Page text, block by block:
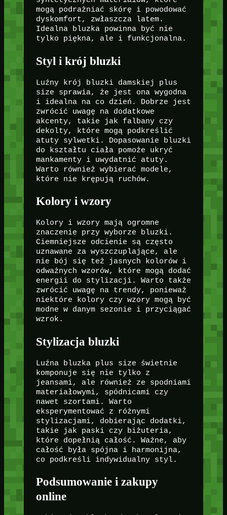
mogą podrażniać skórę i powodować
dyskomfort, zwłaszcza latem.
Idealna bluzka powinna być nie
tylko piękna, ale i funkcjonalna.
Styl i krój bluzki
Luźny krój bluzki damskiej plus
size sprawia, że jest ona wygodna
i idealna na co dzień. Dobrze jest
zwrócić uwagę na dodatkowe
akcenty, takie jak falbany czy
dekolty, które mogą podkreślić
atuty sylwetki. Dopasowanie bluzki
do kształtu ciała pomoże ukryć
mankamenty i uwydatnić atuty.
Warto również wybierać modele,
które nie krępują ruchów.
Kolory i wzory
Kolory i wzory mają ogromne
znaczenie przy wyborze bluzki.
Ciemniejsze odcienie są często
uznawane za wyszczuplające, ale
nie bój się też jasnych kolorów i
odważnych wzorów, które mogą dodać
energii do stylizacji. Warto także
zwrócić uwagę na trendy, ponieważ
niektóre kolory czy wzory mogą być
modne w danym sezonie i przyciągać
wzrok.
Stylizacja bluzki
Luźna bluzka plus size świetnie
komponuje się nie tylko z
jeansami, ale również ze spodniami
materiałowymi, spódnicami czy
nawet szortami. Warto
eksperymentować z różnymi
stylizacjami, dobierając dodatki,
takie jak paski czy biżuteria,
które dopełnią całość. Ważne, aby
całość była spójna i harmonijna,
co podkreśli indywidualny styl.
Podsumowanie i zakupy
online